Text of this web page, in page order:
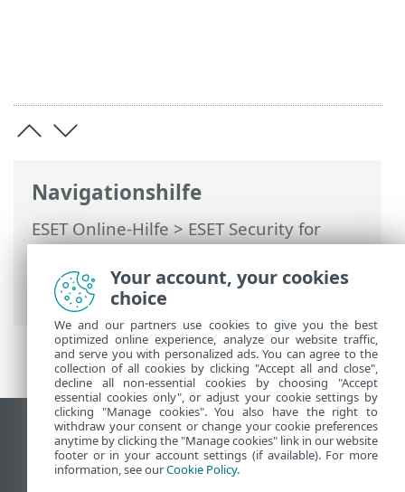
Navigationshilfe
ESET Online-Hilfe>ESET Security for
Microsoft SharePoint>Arbeiten mit ESET
Security for Microsoft SharePoint>
Prüfung
Desktop-Site anzeigen
End of Life
ESET Knowledgebase
Your account, your cookies
choice
We and our partners use cookies to give you the best
optimized online experience, analyze our website traffic,
and serve you with personalized ads. You can agree to the
collection of all cookies by clicking "Accept all and close",
decline all non-essential cookies by choosing "Accept
essential cookies only", or adjust your cookie settings by
clicking "Manage cookies". You also have the right to
withdraw your consent or change your cookie preferences
anytime by clicking the "Manage cookies" link in our website
footer or in your account settings (if available). For more
information, see ourCookie Policy.